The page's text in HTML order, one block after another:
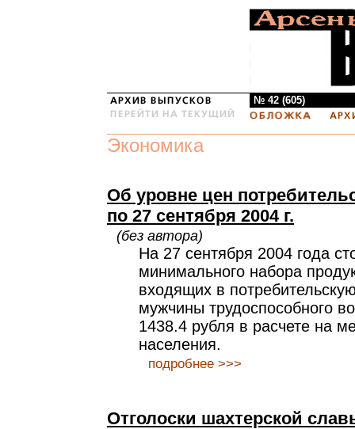
№ 42 (605)
Экономика
Об уровне цен
по 27 сентября 2004 г.
(без автора)
На 27 сентября 2004 года
минимального набора
входящих в
мужчины трудоспособного
1438.4 рубля в расчете на
населения.
подробнее >>>
Отголоски шахтерской